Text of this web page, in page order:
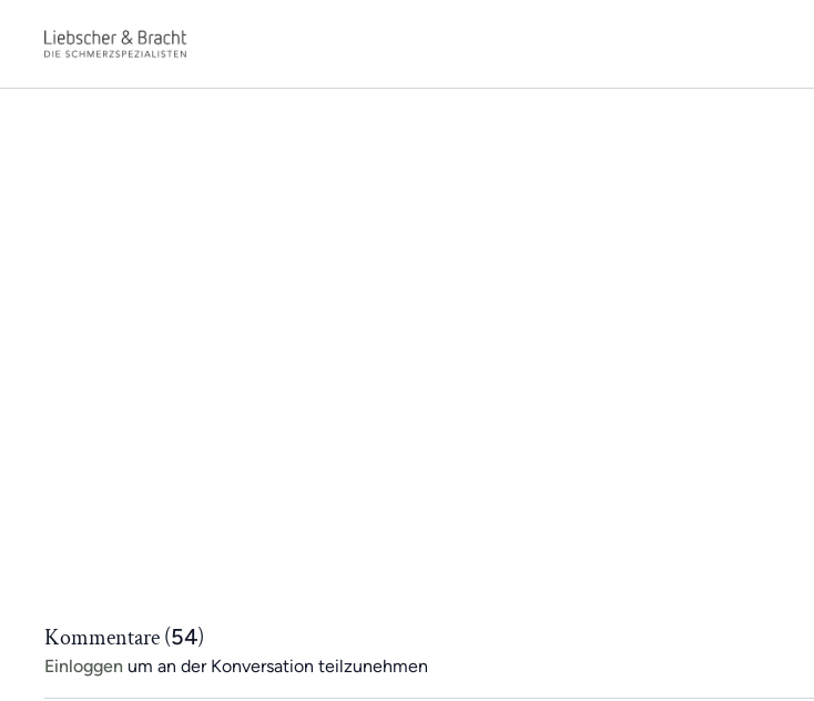
Kommentare (54)
Einloggen um an der Konversation teilzunehmen